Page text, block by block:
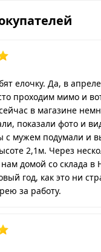
елочку. Да, в
проходим мимо и
в магазине
показали фото и
с мужем подумали и
2,1м. Через
домой со склада в
год, как это ни
за работу.